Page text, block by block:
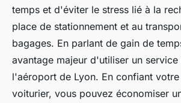
temps et d'éviter le stress lié à la
place de stationnement et au
bagages. En parlant de gain de
avantage majeur d'utiliser un
l'aéroport de Lyon. En confiant
voiturier, vous pouvez économiser